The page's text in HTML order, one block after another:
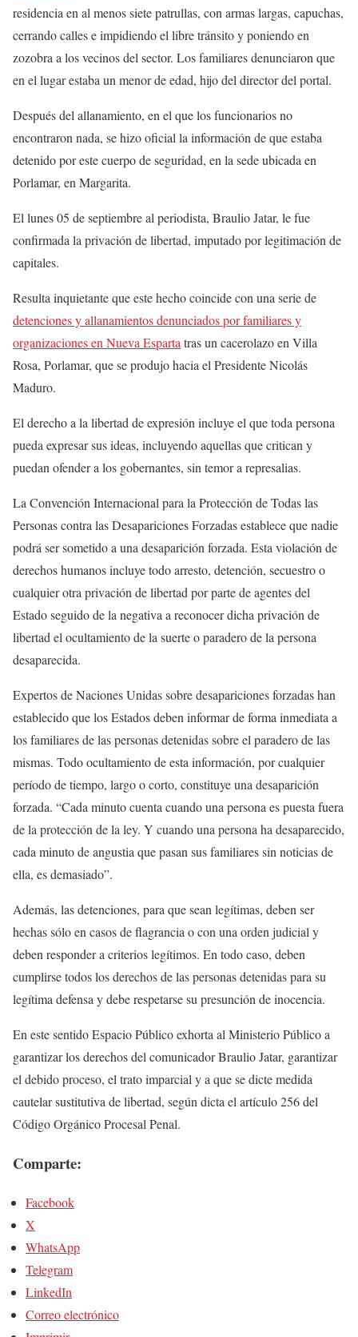
residencia en al menos siete patrullas, con armas largas, capuchas,
cerrando calles e impidiendo el libre tránsito y poniendo en
zozobra a los vecinos del sector. Los familiares denunciaron que
en el lugar estaba un menor de edad, hijo del director del portal.
Después del allanamiento, en el que los funcionarios no
encontraron nada, se hizo oficial la información de que estaba
detenido por este cuerpo de seguridad, en la sede ubicada en
Porlamar, en Margarita.
El lunes 05 de septiembre al periodista, Braulio Jatar, le fue
confirmada la privación de libertad, imputado por legitimación de
capitales.
Resulta inquietante que este hecho coincide con una serie de
detenciones y allanamientos denunciados por familiares y
organizaciones en Nueva Espartatras un cacerolazo en Villa
Rosa, Porlamar, que se produjo hacia el Presidente Nicolás
Maduro.
El derecho a la libertad de expresión incluye el que toda persona
pueda expresar sus ideas, incluyendo aquellas que critican y
puedan ofender a los gobernantes, sin temor a represalias.
La Convención Internacional para la Protección de Todas las
Personas contra las Desapariciones Forzadas establece que nadie
podrá ser sometido a una desaparición forzada. Esta violación de
derechos humanos incluye todo arresto, detención, secuestro o
cualquier otra privación de libertad por parte de agentes del
Estado seguido de la negativa a reconocer dicha privación de
libertad el ocultamiento de la suerte o paradero de la persona
desaparecida.
Expertos de Naciones Unidas sobre desapariciones forzadas han
establecido que los Estados deben informar de forma inmediata a
los familiares de las personas detenidas sobre el paradero de las
mismas. Todo ocultamiento de esta información, por cualquier
período de tiempo, largo o corto, constituye una desaparición
forzada. “Cada minuto cuenta cuando una persona es puesta fuera
de la protección de la ley. Y cuando una persona ha desaparecido,
cada minuto de angustia que pasan sus familiares sin noticias de
ella, es demasiado”.
Además, las detenciones, para que sean legítimas, deben ser
hechas sólo en casos de flagrancia o con una orden judicial y
deben responder a criterios legítimos. En todo caso, deben
cumplirse todos los derechos de las personas detenidas para su
legítima defensa y debe respetarse su presunción de inocencia.
En este sentido Espacio Público exhorta al Ministerio Público a
garantizar los derechos del comunicador Braulio Jatar, garantizar
el debido proceso, el trato imparcial y a que se dicte medida
cautelar sustitutiva de libertad, según dicta el artículo 256 del
Código Orgánico Procesal Penal.
Comparte:
Facebook
X
WhatsApp
Telegram
LinkedIn
Correo electrónico